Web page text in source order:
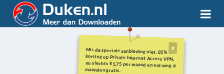
Mis de speciale aanbieding niet. 85%
korting op Private Internet Access VPN,
nu slechts €1,75 per maand en ontvang 4
maanden gratis.